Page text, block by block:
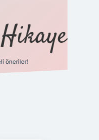
öneriler!